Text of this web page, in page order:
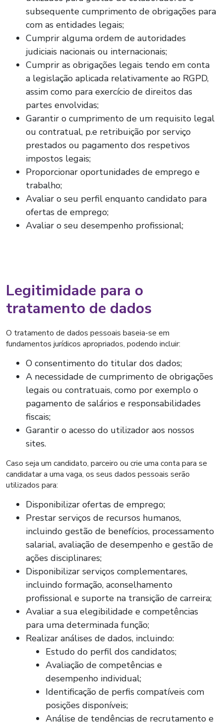
subsequente cumprimento de obrigações para
com as entidades legais;
Cumprir alguma ordem de autoridades
judiciais nacionais ou internacionais;
Cumprir as obrigações legais tendo em conta
a legislação aplicada relativamente ao RGPD,
assim como para exercício de direitos das
partes envolvidas;
Garantir o cumprimento de um requisito legal
ou contratual, p.e retribuição por serviço
prestados ou pagamento dos respetivos
impostos legais;
Proporcionar oportunidades de emprego e
trabalho;
Avaliar o seu perfil enquanto candidato para
ofertas de emprego;
Avaliar o seu desempenho profissional;
Legitimidade para o
tratamento de dados
O tratamento de dados pessoais baseia-se em
fundamentos jurídicos apropriados, podendo incluir:
O consentimento do titular dos dados;
A necessidade de cumprimento de obrigações
legais ou contratuais, como por exemplo o
pagamento de salários e responsabilidades
fiscais;
Garantir o acesso do utilizador aos nossos
sites.
Caso seja um candidato, parceiro ou crie uma conta para se
candidatar a uma vaga, os seus dados pessoais serão
utilizados para:
Disponibilizar ofertas de emprego;
Prestar serviços de recursos humanos,
incluindo gestão de benefícios, processamento
salarial, avaliação de desempenho e gestão de
ações disciplinares;
Disponibilizar serviços complementares,
incluindo formação, aconselhamento
profissional e suporte na transição de carreira;
Avaliar a sua elegibilidade e competências
para uma determinada função;
Realizar análises de dados, incluindo:
Estudo do perfil dos candidatos;
Avaliação de competências e
desempenho individual;
Identificação de perfis compatíveis com
posições disponíveis;
Análise de tendências de recrutamento e